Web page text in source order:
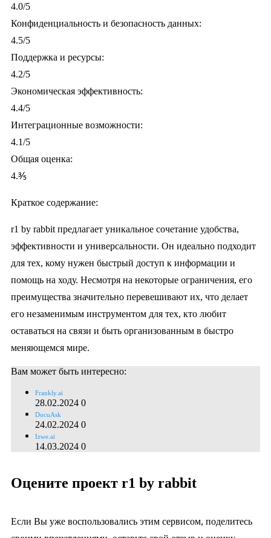
4.0/5
Конфиденциальность и безопасность данных:
4.5/5
Поддержка и ресурсы:
4.2/5
Экономическая эффективность:
4.4/5
Интеграционные возможности:
4.1/5
Общая оценка:
4.⅗
Краткое содержание:
r1 by rabbit предлагает уникальное сочетание удобства,
эффективности и универсальности. Он идеально подходит
для тех, кому нужен быстрый доступ к информации и
помощь на ходу. Несмотря на некоторые ограничения, его
преимущества значительно перевешивают их, что делает
его незаменимым инструментом для тех, кто любит
оставаться на связи и быть организованным в быстро
меняющемся мире.
Вам может быть интересно:
Frankly.ai
28.02.2024 0
DocuAsk
24.02.2024 0
Izwe.ai
14.03.2024 0
Оцените проект r1 by rabbit
Если Вы уже воспользовались этим сервисом, поделитесь